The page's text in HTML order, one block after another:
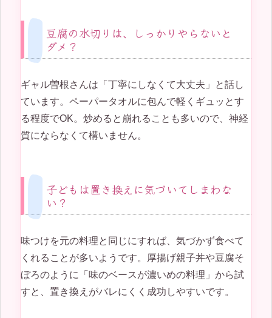
豆腐の水切りは、しっかりやらないと
ダメ？
ギャル曽根さんは「丁寧にしなくて大丈夫」と話し
ています。ペーパータオルに包んで軽くギュッとす
る程度でOK。炒めると崩れることも多いので、神経
質にならなくて構いません。
子どもは置き換えに気づいてしまわな
い？
味つけを元の料理と同じにすれば、気づかず食べて
くれることが多いようです。厚揚げ親子丼や豆腐そ
ぼろのように「味のベースが濃いめの料理」から試
すと、置き換えがバレにくく成功しやすいです。